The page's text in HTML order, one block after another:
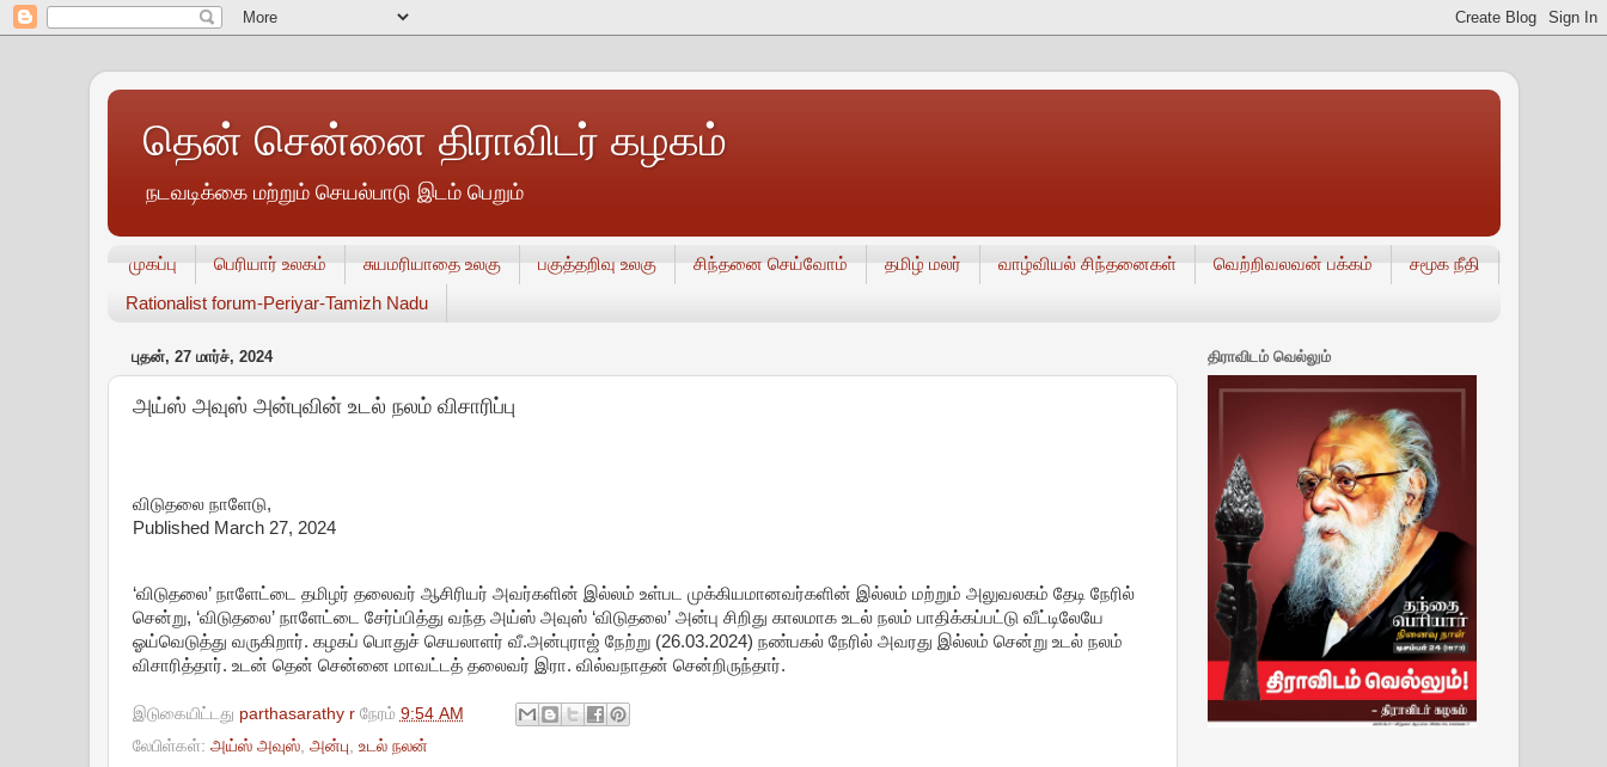
தென் சென்னை திராவிடர் கழகம்
நடவடிக்கை மற்றும் செயல்பாடு இடம் பெறும்
முகப்பு பெரியார் உலகம் சுயமரியாதை உலகு பகுத்தறிவு உலகு சிந்தனை செய்வோம் தமிழ் மலர் வாழ்வியல் சிந்தனைகள் வெற்றிவலவன் பக்கம்
சமூக நீதி
Rationalist forum-Periyar-Tamizh Nadu
புதன், 27 மார்ச், 2024
அய்ஸ் அவுஸ் அன்புவின் உடல் நலம் விசாரிப்பு
விடுதலை நாளேடு,
Published March 27, 2024
‘விடுதலை’ நாளேட்டை தமிழர் தலைவர் ஆசிரியர் அவர்களின் இல்லம் உள்பட முக்கியமானவர்களின் இல்லம் மற்றும் அலுவலகம் தேடி நேரில்
சென்று, ‘விடுதலை’ நாளேட்டை சேர்ப்பித்து வந்த அய்ஸ் அவுஸ் ‘விடுதலை’ அன்பு சிறிது காலமாக உடல் நலம் பாதிக்கப்பட்டு வீட்டிலேயே
ஓய்வெடுத்து வருகிறார். கழகப் பொதுச் செயலாளர் வீ.அன்புராஜ் நேற்று (26.03.2024) நண்பகல் நேரில் அவரது இல்லம் சென்று உடல் நலம்
விசாரித்தார். உடன் தென் சென்னை மாவட்டத் தலைவர் இரா. வில்வநாதன் சென்றிருந்தார்.
இடுகையிட்டது parthasarathy r நேரம் 9:54 AM
லேபிள்கள்: அய்ஸ் அவுஸ், அன்பு, உடல் நலன்
திராவிடம் வெல்லும்